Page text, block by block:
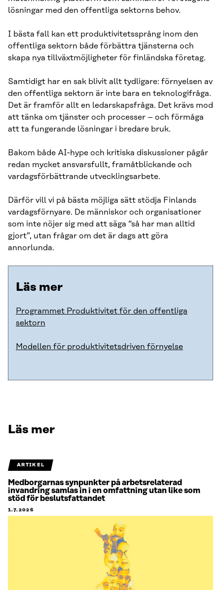
lösningar med den offentliga sektorns behov.
I bästa fall kan ett produktivitetssprång inom den
offentliga sektorn både förbättra tjänsterna och
skapa nya tillväxtmöjligheter för finländska företag.
Samtidigt har en sak blivit allt tydligare: förnyelsen av
den offentliga sektorn är inte bara en teknologifråga.
Det är framför allt en ledarskapsfråga. Det krävs mod
att tänka om tjänster och processer – och förmåga
att ta fungerande lösningar i bredare bruk.
Bakom både AI‑hype och kritiska diskussioner pågår
redan mycket ansvarsfullt, framåtblickande och
vardagsförbättrande utvecklingsarbete.
Därför vill vi på bästa möjliga sätt stödja Finlands
vardagsförnyare. De människor och organisationer
som inte nöjer sig med att säga “så har man alltid
gjort”, utan frågar om det är dags att göra
annorlunda.
Läs mer
Programmet Produktivitet för den offentliga
sektorn
Modellen för produktivitetsdriven förnyelse
Läs mer
ARTIKEL
Medborgarnas synpunkter på arbetsrelaterad
invandring samlas in i en omfattning utan like som
stöd för beslutsfattandet
1.7.2026